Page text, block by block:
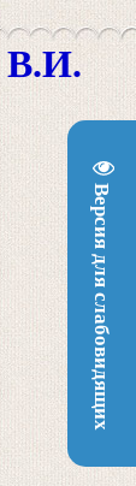
Версия для слабовидящих